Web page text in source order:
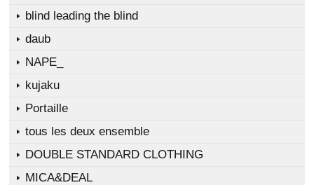
blind leading the blind
daub
NAPE_
kujaku
Portaille
tous les deux ensemble
DOUBLE STANDARD CLOTHING
MICA&DEAL